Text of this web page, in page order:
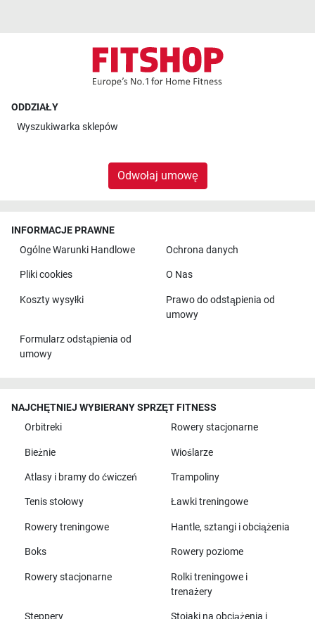
ODDZIAŁY
Wyszukiwarka sklepów
Odwołaj umowę
INFORMACJE PRAWNE
Ogólne Warunki Handlowe
Ochrona danych
Pliki cookies O Nas
Koszty wysyłki
Prawo do odstąpienia od
umowy
Formularz odstąpienia od
umowy
NAJCHĘTNIEJ WYBIERANY SPRZĘT FITNESS
Orbitreki
Rowery stacjonarne
Bieżnie Wioślarze
Atlasy i bramy do ćwiczeń Trampoliny
Tenis stołowy Ławki treningowe
Rowery treningowe Hantle, sztangi i obciążenia
Boks Rowery poziome
Rowery stacjonarne
Rolki treningowe i
trenażery
Steppery Stojaki na obciążenia i